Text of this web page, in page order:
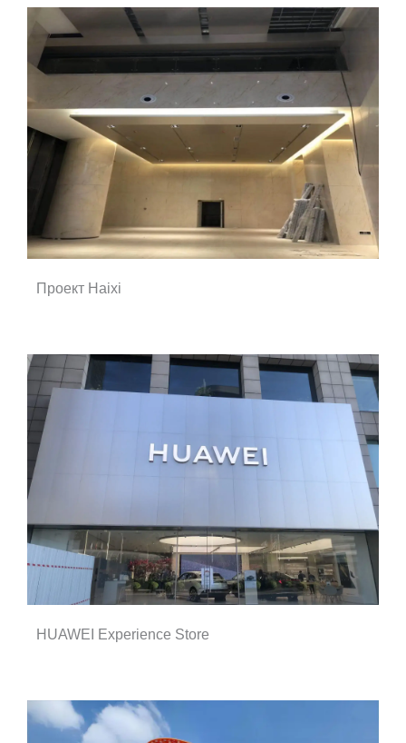
Проект Haixi
HUAWEI Experience Store